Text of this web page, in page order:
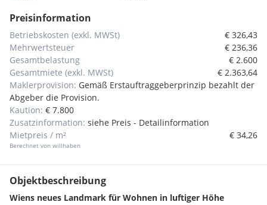
Preisinformation
Betriebskosten (exkl. MWSt)
€ 326,43
Mehrwertsteuer
€ 236,36
Gesamtbelastung
€ 2.600
Gesamtmiete (exkl. MWSt)
€ 2.363,64
Maklerprovision: Gemäß Erstauftraggeberprinzip bezahlt der
Abgeber die Provision.
Kaution: € 7.800
Zusatzinformation: siehe Preis - Detailinformation
Mietpreis / m²
Berechnet von willhaben
€ 34,26
Objektbeschreibung
Wiens neues Landmark für Wohnen in luftiger Höhe